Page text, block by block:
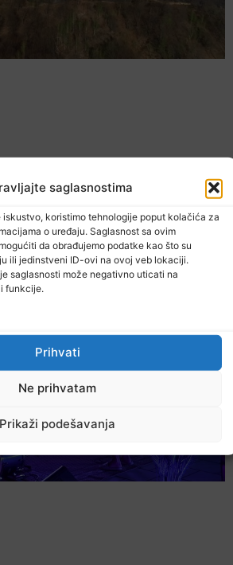
saglasnostima
iskustvo, koristimo tehnologije poput kolačića za
o uređaju. Saglasnost sa ovim
da obrađujemo podatke kao što su
ili jedinstveni ID-ovi na ovoj veb lokaciji.
saglasnosti može negativno uticati na
funkcije.
Prihvati
Ne prihvatam
Prikaži podešavanja
požara